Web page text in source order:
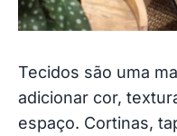
Tecidos são uma
adicionar cor,
espaço. Cortinas,